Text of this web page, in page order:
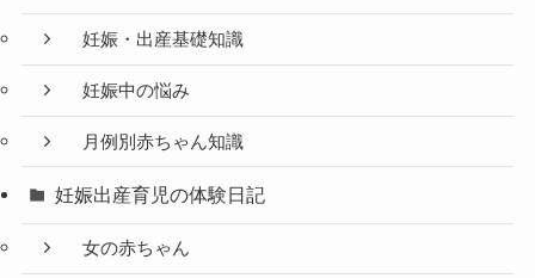
妊娠・出産基礎知識
妊娠中の悩み
月例別赤ちゃん知識
妊娠出産育児の体験日記
女の赤ちゃん